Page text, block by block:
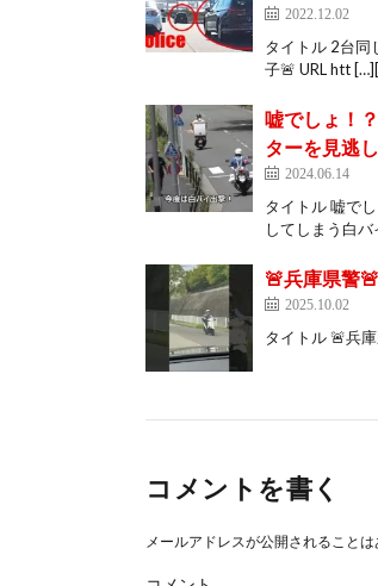
2022.12.02
タイトル 2台同
子🚨 URL htt
嘘でしょ！
ターを見逃
2024.06.14
タイトル 嘘で
してしまう白
🚨兵庫県警
2025.10.02
タイトル 🚨兵
コメントを書く
メールアドレスが公開されることは